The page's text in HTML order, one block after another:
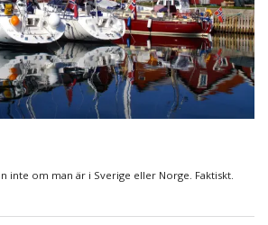
inte om man är i Sverige eller Norge. Faktiskt.